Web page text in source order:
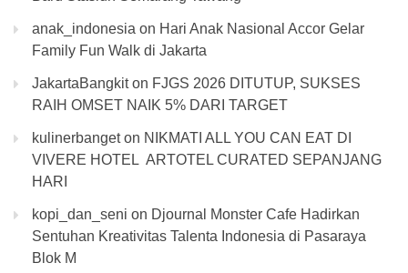
anak_indonesia on Hari Anak Nasional Accor Gelar
Family Fun Walk di Jakarta
JakartaBangkiton FJGS 2026 DITUTUP, SUKSES
RAIH OMSET NAIK 5% DARI TARGET
kulinerbangeton NIKMATI ALL YOU CAN EAT DI
VIVERE HOTEL ARTOTEL CURATED SEPANJANG
HARI
kopi_dan_seni on Djournal Monster Cafe Hadirkan
Sentuhan Kreativitas Talenta Indonesia di Pasaraya
Blok M